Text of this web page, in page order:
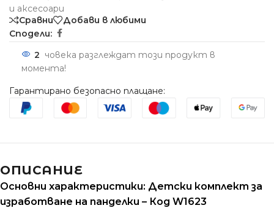
и аксесоари
Сравни
Добави в любими
Сподели:
2 човека разглеждат този продукт в
момента!
Гарантирано безопасно плащане:
ОПИСАНИЕ
Основни характеристики: Детски комплект за
изработване на панделки – Код W1623